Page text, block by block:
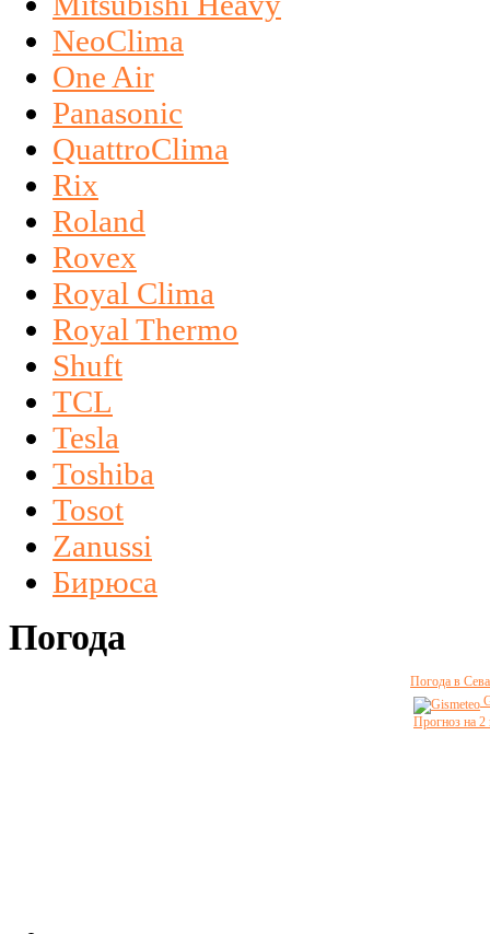
NeoClima
One Air
Panasonic
QuattroClima
Rix
Roland
Rovex
Royal Clima
Royal Thermo
Shuft
TCL
Tesla
Toshiba
Tosot
Zanussi
Бирюса
Погода
Погода в
Прогноз на 2